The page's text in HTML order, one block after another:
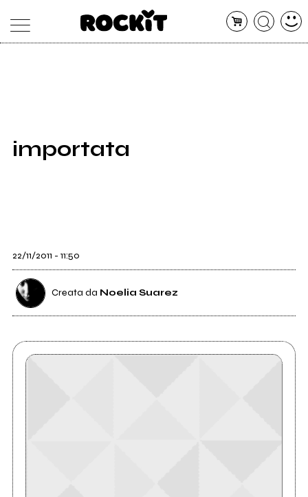
SHOP
RADIO
importata
22/11/2011 - 11:50
Creata da Noelia Suarez